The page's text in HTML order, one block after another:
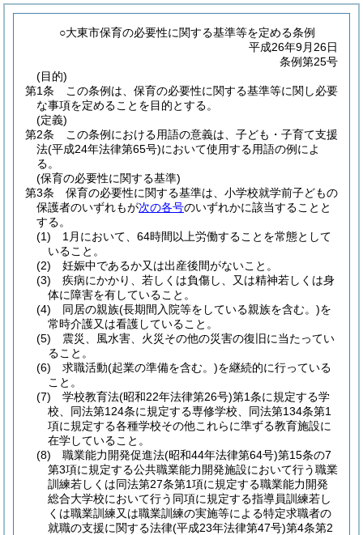
○大東市保育の必要性に関する基準等を定める条例
平成26年9月26日
条例第25号
(目的)
第1条
この条例は、保育の必要性に関する基準等に関し必要
な事項を定めることを目的とする。
(定義)
第2条
この条例における用語の意義は、子ども・子育て支援
法(平成24年法律第65号)において使用する用語の例によ
る。
(保育の必要性に関する基準)
第3条
保育の必要性に関する基準は、小学校就学前子どもの
保護者のいずれもが次の各号のいずれかに該当することと
する。
(1)
1月において、64時間以上労働することを常態として
いること。
(2)
妊娠中であるか又は出産後間がないこと。
(3)
疾病にかかり、若しくは負傷し、又は精神若しくは身
体に障害を有していること。
(4)
同居の親族(長期間入院等をしている親族を含む。)を
常時介護又は看護していること。
(5)
震災、風水害、火災その他の災害の復旧に当たってい
ること。
(6)
求職活動(起業の準備を含む。)を継続的に行っている
こと。
(7)
学校教育法(昭和22年法律第26号)第1条に規定する学
校、同法第124条に規定する専修学校、同法第134条第1
項に規定する各種学校その他これらに準ずる教育施設に
在学していること。
(8)
職業能力開発促進法(昭和44年法律第64号)第15条の7
第3項に規定する公共職業能力開発施設において行う職業
訓練若しくは同法第27条第1項に規定する職業能力開発
総合大学校において行う同項に規定する指導員訓練若し
くは職業訓練又は職業訓練の実施等による特定求職者の
就職の支援に関する法律(平成23年法律第47号)第4条第2